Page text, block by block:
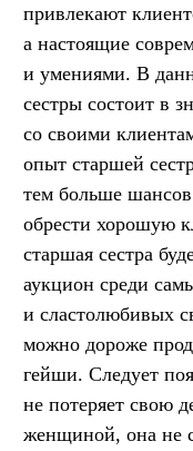
привлекают
а настоящие
и умениями. В
сестры состоит в
со своими
опыт старшей
тем больше
обрести хорошую
старшая сестра
аукцион среди
и сластолюбивых
можно дороже
гейши. Следует
не потеряет свою
женщиной, она не